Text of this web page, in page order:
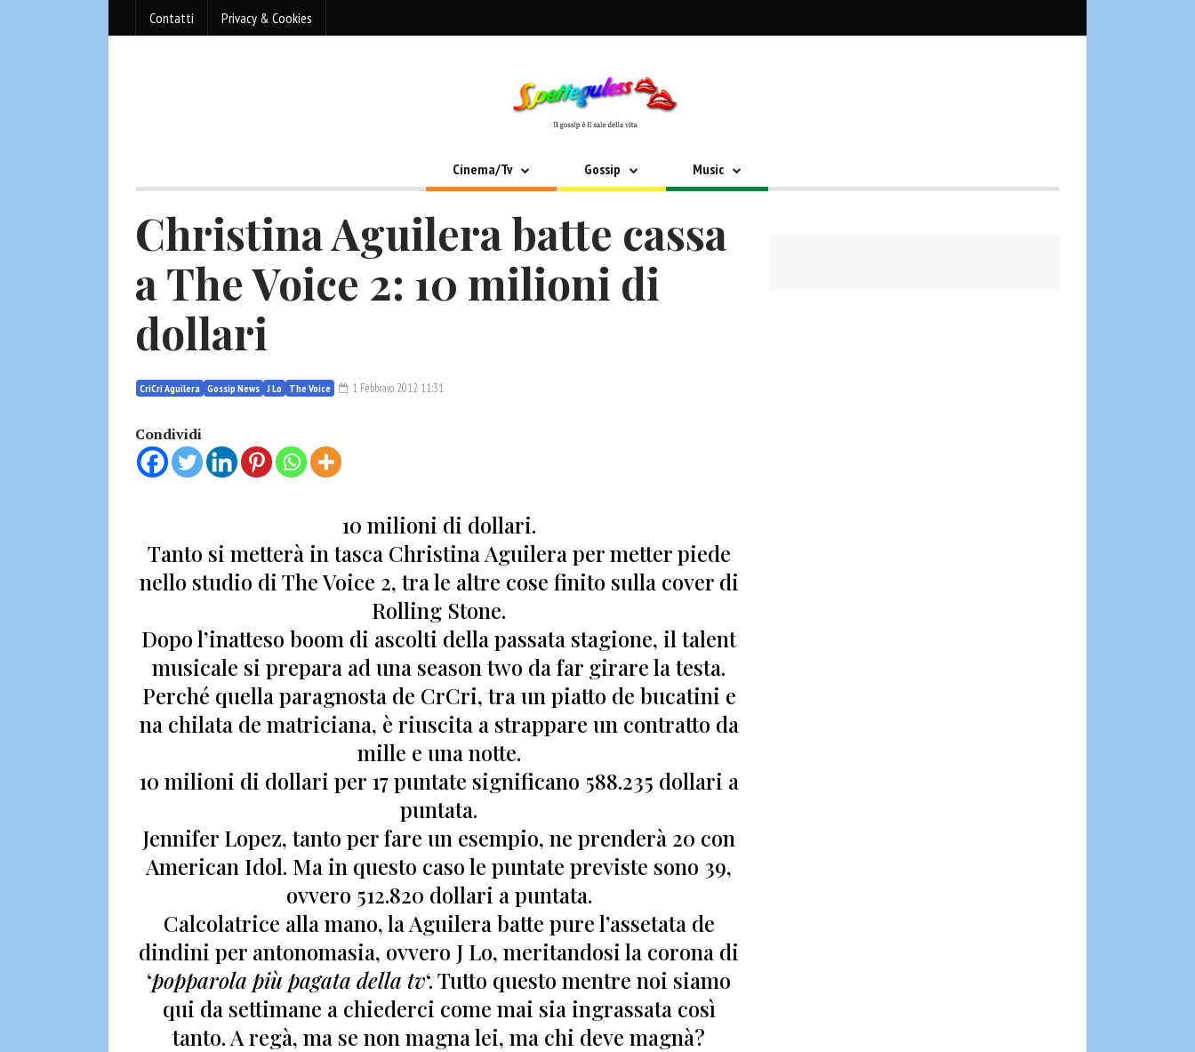
Contatti Privacy & Cookies
Cinema/Tv Gossip Music
Christina Aguilera batte cassa
a The Voice 2: 10 milioni di
dollari
CriCri Aguilera Gossip News J Lo The Voice 1 Febbraio 2012 11:31
Condividi
10 milioni di dollari.
Tanto si metterà in tasca Christina Aguilera per metter piede
nello studio di The Voice 2, tra le altre cose finito sulla cover di
Rolling Stone.
Dopo l’inatteso boom di ascolti della passata stagione, il talent
musicale si prepara ad una season two da far girare la testa.
Perché quella paragnosta de CrCri, tra un piatto de bucatini e
na chilata de matriciana, è riuscita a strappare un contratto da
mille e una notte.
10 milioni di dollari per 17 puntate significano 588.235 dollari a
puntata.
Jennifer Lopez, tanto per fare un esempio, ne prenderà 20 con
American Idol. Ma in questo caso le puntate previste sono 39,
ovvero 512.820 dollari a puntata.
Calcolatrice alla mano, la Aguilera batte pure l’assetata de
dindini per antonomasia, ovvero J Lo, meritandosi la corona di
‘popparola più pagata della tv‘. Tutto questo mentre noi siamo
qui da settimane a chiederci come mai sia ingrassata così
tanto. A regà, ma se non magna lei, ma chi deve magnà?